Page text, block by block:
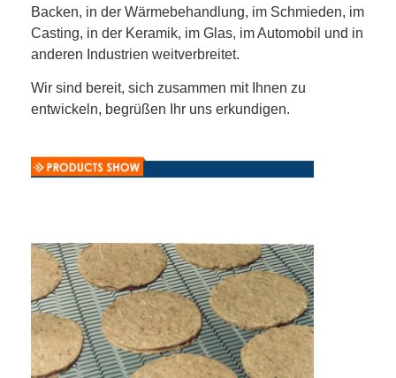
Startseite
Produkte
Über uns
Backen, in der Wärmebehandlung, im Schmieden, im
Casting, in der Keramik, im Glas, im Automobil und in
anderen Industrien weitverbreitet.
Wir sind bereit, sich zusammen mit Ihnen zu
entwickeln, begrüßen Ihr uns erkundigen.